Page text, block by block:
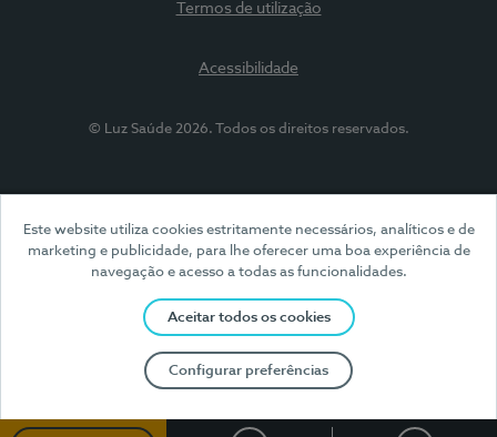
Este website utiliza cookies estritamente necessários, analíticos e de
marketing e publicidade, para lhe oferecer uma boa experiência de
navegação e acesso a todas as funcionalidades.
Aceitar todos os cookies
Configurar preferências
Termos de utilização
Acessibilidade
© Luz Saúde 2026. Todos os direitos reservados.